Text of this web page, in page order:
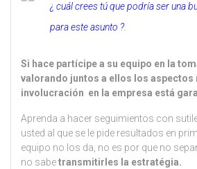
¿ cuál crees tú que podría ser una
para este asunto ?.
Si hace partícipe a su equipo en la
valorando juntos a ellos los aspectos
involucración en la empresa está
Aprenda a hacer seguimientos con
usted al que se le pide resultados en
equipo no los da, no es por que no
no sabetransmitirles la estratégia.